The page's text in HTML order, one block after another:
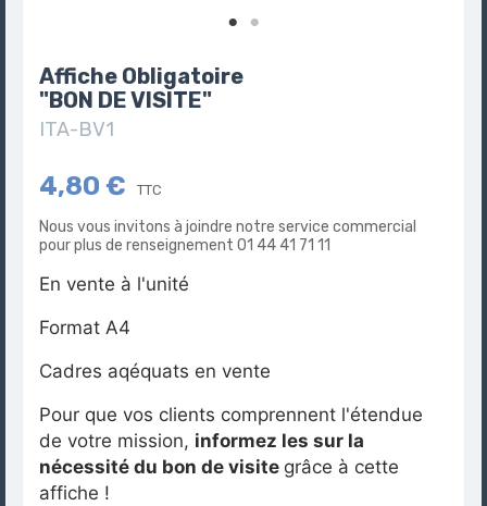
Affiche Obligatoire
"BON DE VISITE"
ITA-BV1
4,80 € TTC
Nous vous invitons à joindre notre service commercial
pour plus de renseignement 01 44 41 71 11
En vente à l'unité
Format A4
Cadres aqéquats en vente
Pour que vos clients comprennent l'étendue
de votre mission, informez les sur la
nécessité du bon de visite grâce à cette
affiche !